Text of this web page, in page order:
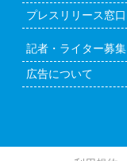
プレスリリース窓口
記者・ライター募集
広告について